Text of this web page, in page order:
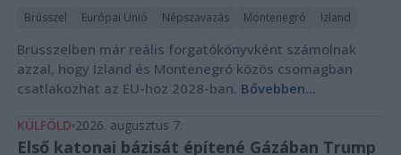
Brüsszel Európai Unió Népszavazás Montenegró Izland
Brüsszelben már reális forgatókönyvként számolnak
azzal, hogy Izland és Montenegró közös csomagban
csatlakozhat az EU-hoz 2028-ban. Bővebben...
KÜLFÖLD 2026. augusztus 7.
Első katonai bázisát építené Gázában Trump